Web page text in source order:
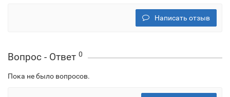
Написать отзыв
Вопрос - Ответ 0
Пока не было вопросов.